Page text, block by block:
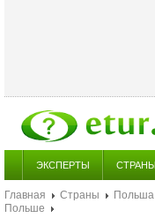
ЭКСПЕРТЫ СТРАНЫ
Главная Страны Польша
Польше